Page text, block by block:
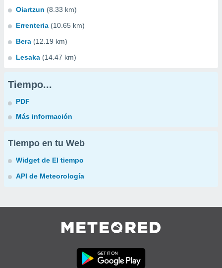
Oiartzun (8.33 km)
Errenteria (10.65 km)
Bera (12.19 km)
Lesaka (14.47 km)
Tiempo...
PDF
Más información
Tiempo en tu Web
Widget de El tiempo
API de Meteorología